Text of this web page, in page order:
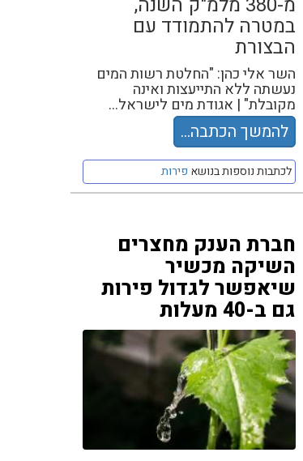
במטרה להתמודד עם
הבצורת
השר אלי כהן: "החלטת רשות המים
נעשתה ללא התייעצות ואינה
מקובלת" | אגודת מים לישראל...
להמשך הכתבה...
לכתבות נוספות בנושא פירות
חברת הענק מחצרים
השיקה מכשיר
שיאפשר לגדול פירות
גם ב-40 מעלות